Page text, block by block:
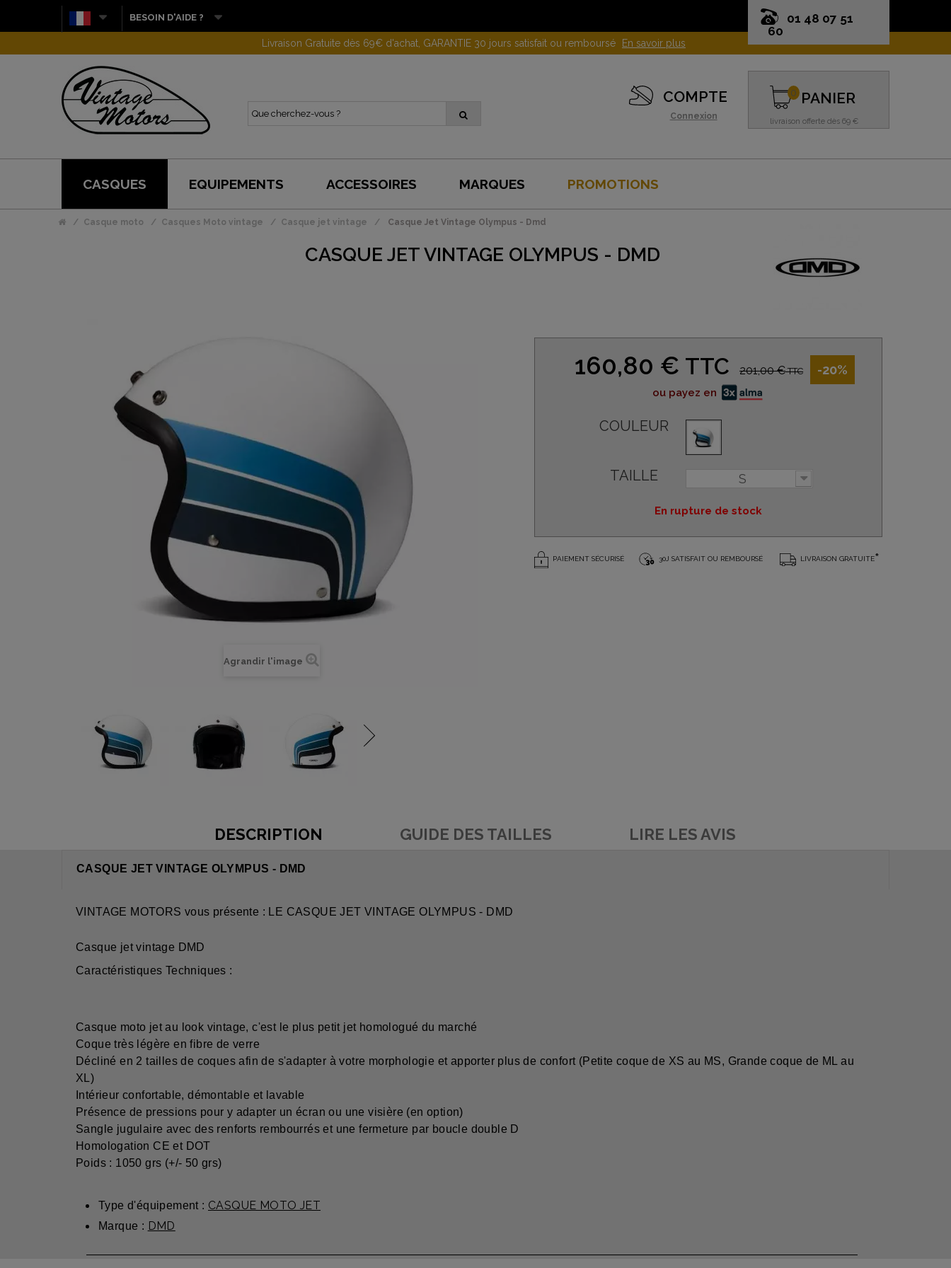
01 48 07 51
60
BESOIN D'AIDE ?
Gagnez 10 euros en parrainant un proche ! En savoir plus
COMPTE
Connexion
PANIER
livraison offerte dès 69 €
0
CASQUES EQUIPEMENTS ACCESSOIRES MARQUES PROMOTIONS
Casque moto Casques Moto vintage Casque jet vintage Casque Jet Vintage Olympus - Dmd
CASQUE JET VINTAGE OLYMPUS - DMD
Agrandir l'image
160,80 € TTC 201,00 €TTC -20%
ou payez en
COULEUR
TAILLE S
En rupture de stock
PAIEMENT SÉCURISÉ 30J SATISFAIT OU REMBOURSÉ LIVRAISON GRATUITE*
DESCRIPTION GUIDE DES TAILLES LIRE LES AVIS
CASQUE JET VINTAGE OLYMPUS - DMD
VINTAGE MOTORS vous présente : LE CASQUE JET VINTAGE OLYMPUS - DMD
Casque jet vintage DMD
Caractéristiques Techniques :
Casque moto jet au look vintage, c'est le plus petit jet homologué du marché
Coque très légère en fibre de verre
Décliné en 2 tailles de coques afin de s'adapter à votre morphologie et apporter plus de confort (Petite coque de XS au MS, Grande coque de ML au
XL)
Intérieur confortable, démontable et lavable
Présence de pressions pour y adapter un écran ou une visière (en option)
Sangle jugulaire avec des renforts rembourrés et une fermeture par boucle double D
Homologation CE et DOT
Poids : 1050 grs (+/- 50 grs)
Type d'équipement : CASQUE MOTO JET
Marque : DMD